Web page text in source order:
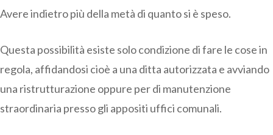
Avere indietro più della metà di quanto si è speso.
Questa possibilità esiste solo condizione di fare le cose in
regola, affidandosi cioè a una ditta autorizzata e avviando
una ristrutturazione oppure per di manutenzione
straordinaria presso gli appositi uffici comunali.